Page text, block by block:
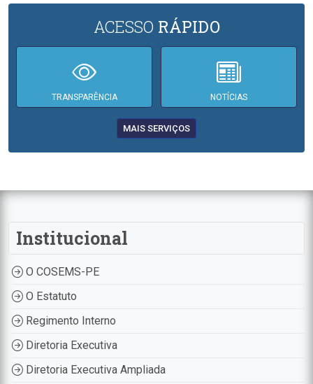
ACESSO RÁPIDO
TRANSPARÊNCIA NOTÍCIAS
MAIS SERVIÇOS
Institucional
O COSEMS-PE
O Estatuto
Regimento Interno
Diretoria Executiva
Diretoria Executiva Ampliada